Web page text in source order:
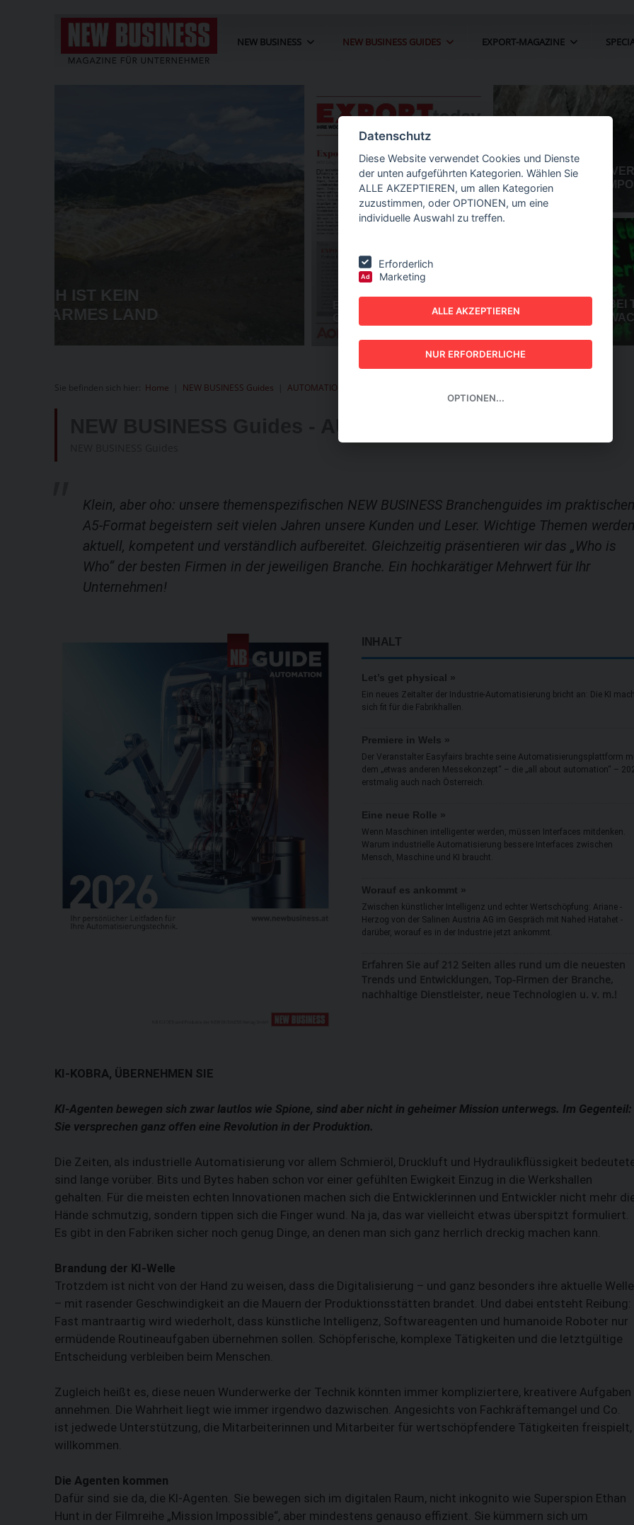
NEW BUSINESS NEW BUSINESS GUIDES EXPORT-MAGAZINE
KRIZ-ZWITTKOVITS ALS CHEFIN DER
WIENER WK ANGELOBT
GUIDES - AUTOMATION
GUIDE 2026
Sie befinden sich hier: Home NEW BUSINESS Guides AUTOMATION GUIDE 2026
Klein, aber oho: unsere themenspezifischen NEW BUSINESS Branchenguides im
A5-Format begeistern seit vielen Jahren unsere Kunden und Leser. Wichtige Themen
aktuell, kompetent und verständlich aufbereitet. Gleichzeitig präsentieren wir das „Who is
Who“ der besten Firmen in der jeweiligen Branche. Ein hochkarätiger Mehrwert für Ihr
Unternehmen!
INHALT
Let’s get physical »
Ein neues Zeitalter der Industrie-Automatisierung bricht an: Die KI
sich fit für die Fabrikhallen.
Premiere in Wels »
Der Veranstalter Easyfairs brachte seine Automatisierungsplattform
dem „etwas anderen Messekonzept“ – die „all about automation“ –
erstmalig auch nach Österreich.
Eine neue Rolle »
Wenn Maschinen intelligenter werden, müssen Interfaces mitdenken.
Warum industrielle Automatisierung bessere Interfaces zwischen
Mensch, Maschine und KI braucht.
Worauf es ankommt »
Zwischen künstlicher Intelligenz und echter Wertschöpfung: Ariane ­
Herzog von der Salinen Austria AG im Gespräch mit Nahed Hatahet ­
darüber, worauf es in der Industrie jetzt ankommt.
Erfahren Sie auf 212 Seiten alles rund um die neuesten
Trends und Entwicklungen, Top-Firmen der Branche,
nachhaltige Dienstleister, neue Technologien u. v. m.!
KI-KOBRA, ÜBERNEHMEN SIE
KI-Agenten bewegen sich zwar lautlos wie Spione, sind aber nicht in ­geheimer Mission unterwegs. Im Gegenteil:
Sie versprechen ganz offen eine Revolution in der Produktion.
Die Zeiten, als industrielle Automatisierung vor allem Schmieröl, Druckluft und Hydraulik­flüssigkeit
sind lange vorüber. Bits und Bytes haben schon vor einer gefühlten Ewigkeit Einzug in die Werkshallen
gehalten. Für die meisten echten Innovationen machen sich die Entwicklerinnen und Entwickler nicht mehr
Hände schmutzig, sondern tippen sich die Finger wund. Na ja, das war vielleicht etwas überspitzt formuliert.
Es gibt in den Fabriken sicher noch genug Dinge, an denen man sich ganz herrlich dreckig machen kann.
Brandung der KI-Welle
Trotzdem ist nicht von der Hand zu weisen, dass die Digitalisierung – und ganz besonders ihre aktuelle Welle
– mit rasender Geschwindigkeit an die Mauern der Produktionsstätten brandet. Und dabei entsteht Reibung:
Fast mantraartig wird wiederholt, dass künstliche Intelligenz, Softwareagenten und humanoide Roboter nur
ermüdende Routineaufgaben übernehmen sollen. Schöpferische, komplexe Tätigkeiten und die letztgültige
Entscheidung verbleiben beim Menschen.
Zugleich heißt es, diese neuen Wunder­werke der Technik könnten immer kompliziertere, kreativere Aufgaben
annehmen. Die Wahrheit liegt wie immer irgendwo dazwischen. Angesichts von Fachkräftemangel und Co.
ist ­jedwede Unterstützung, die Mitarbeiterinnen und Mitarbeiter für wertschöpfendere Tätig­keiten freispielt,
willkommen.
Die Agenten kommen
Dafür sind sie da, die KI-Agenten. Sie bewegen sich im digitalen Raum, nicht inkognito wie Superspion Ethan
Hunt in der Filmreihe ­„Mission Impossible“, aber mindestens genauso effizient. Sie kümmern sich um
SUCHEN
Datenschutz
Diese Website verwendet Cookies und Dienste
der unten aufgeführten Kategorien. Wählen Sie
ALLE AKZEPTIEREN, um allen Kategorien
zuzustimmen, oder OPTIONEN, um eine
individuelle Auswahl zu treffen.
Erforderlich
Ad Marketing
ALLE AKZEPTIEREN
NUR ERFORDERLICHE
OPTIONEN...